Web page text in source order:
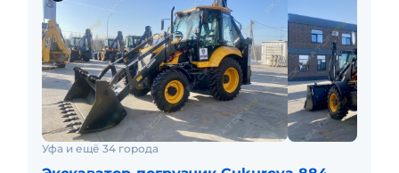
Уфа и ещё 34 города